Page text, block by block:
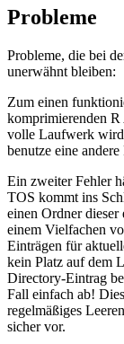
Probleme
Probleme, die bei
unerwähnt bleiben:
Zum einen
komprimierenden
volle Laufwerk wird
benutze eine
Ein zweiter Fehler
TOS kommt ins
einen Ordner
einem Vielfachen
Einträgen für
kein Platz auf dem
Directory-Eintrag
Fall einfach ab!
regelmäßiges
sicher vor.